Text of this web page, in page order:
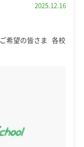
2025.12.16
希望の皆さま 各校